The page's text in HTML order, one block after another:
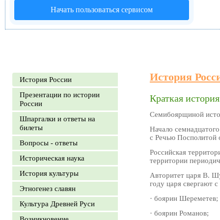
Начать пользоваться сервисом
История России
Презентации по истории
России
Шпаргалки и ответы на
билеты
Вопросы - ответы
Историческая наука
История культуры
Этногенез славян
Культура Древней Руси
История
Краткая
Семибоярщиной
Начало
с Речью Посполитой
Российская
территории
Авторитет царя В.
году царя свергают
· боярин Шереметев;
· боярин Романов;